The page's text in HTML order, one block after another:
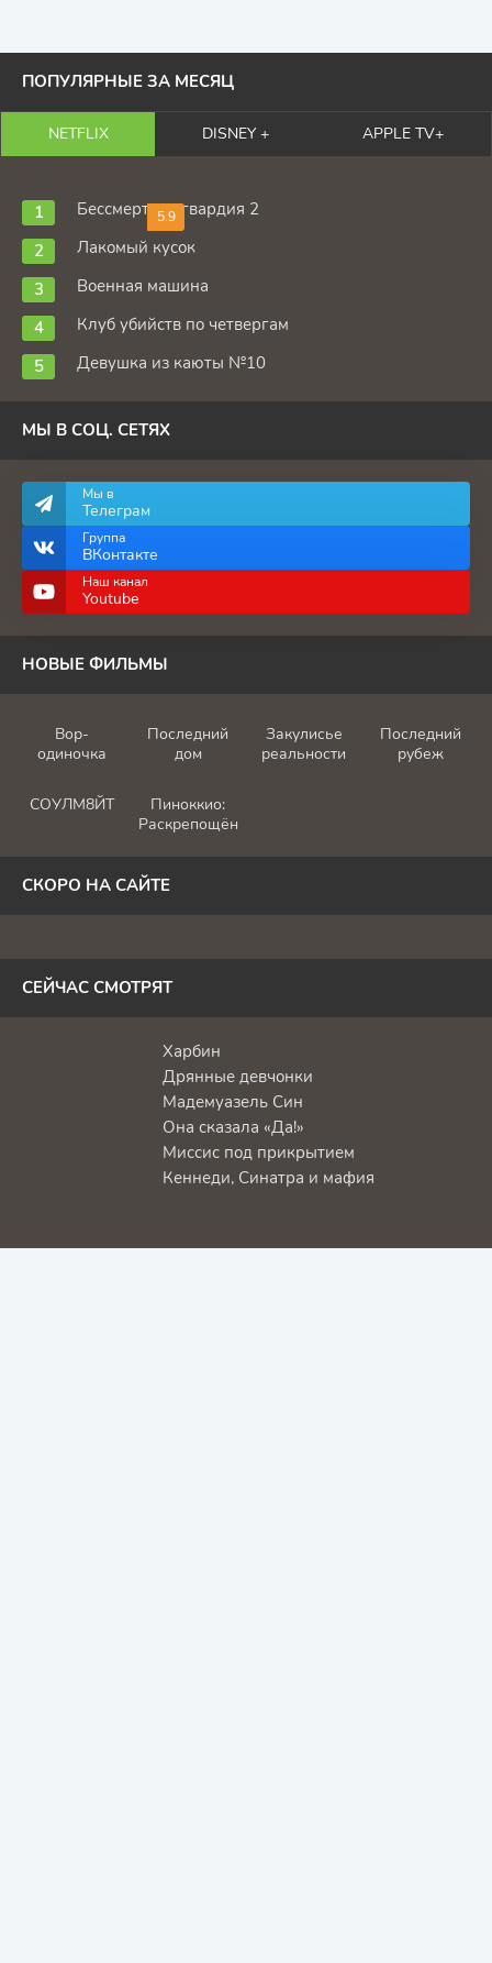
ПОПУЛЯРНЫЕ ЗА МЕСЯЦ
NETFLIX DISNEY + APPLE TV+
5.9
Бессмертная гвардия 2
Лакомый кусок
Военная машина
Клуб убийств по четвергам
Девушка из каюты №10
МЫ В СОЦ. СЕТЯХ
Мы в
Телеграм
Группа
ВКонтакте
Наш канал
Youtube
НОВЫЕ ФИЛЬМЫ
Вор-
одиночка
Последний
дом
Закулисье
реальности
Последний
рубеж
СОУЛМ8ЙТ
Пиноккио:
Раскрепощённый
СКОРО НА САЙТЕ
СЕЙЧАС СМОТРЯТ
Харбин
Дрянные девчонки
Мадемуазель Син
Она сказала «Да!»
Миссис под прикрытием
Кеннеди, Синатра и мафия